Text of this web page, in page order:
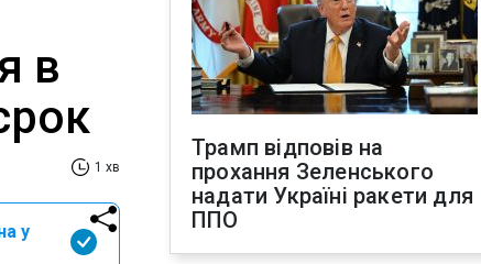
в
1 хв
у
Трамп відповів на
прохання Зеленського
надати Україні ракети для
ППО